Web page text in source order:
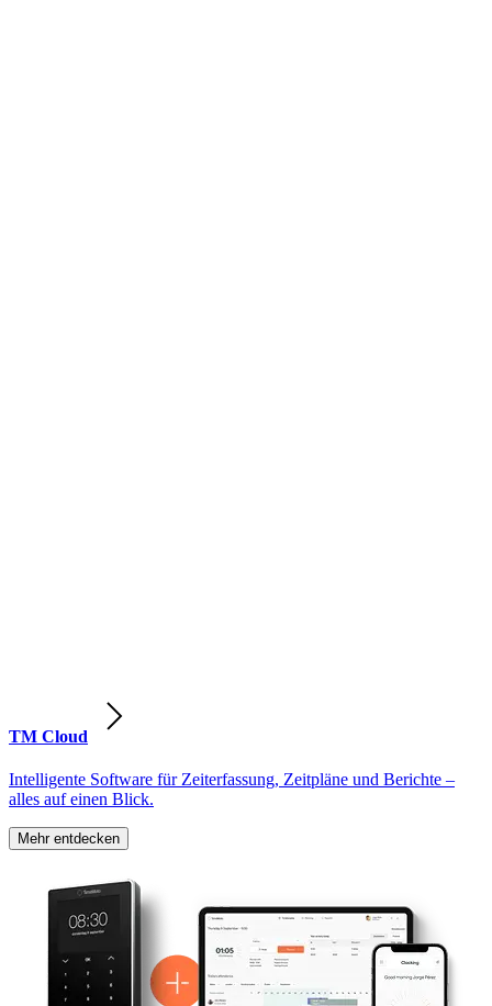
TM Cloud
Intelligente Software für Zeiterfassung, Zeitpläne und Berichte –
alles auf einen Blick.
Mehr entdecken